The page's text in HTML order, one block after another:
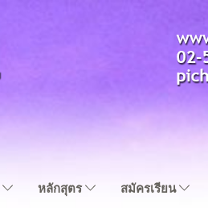
หลักสุตร สมัครเรียน